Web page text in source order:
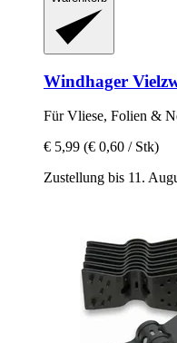
Windhager
Für Vliese, Folien &
€ 5,99 (€ 0,60 / Stk)
Zustellung bis 11.